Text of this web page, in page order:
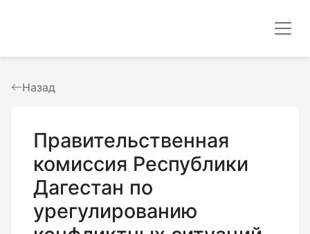
Назад
Правительственная
комиссия Республики
Дагестан по
урегулированию